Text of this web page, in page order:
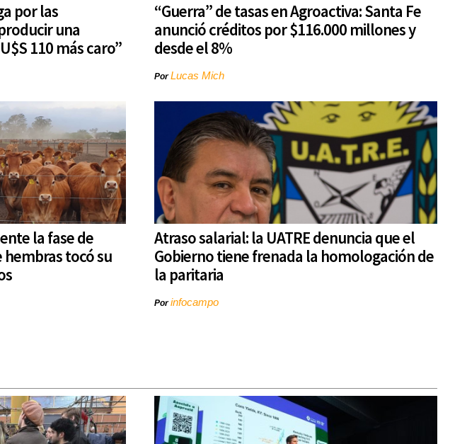
por las
una
110 más caro”
“Guerra” de tasas en Agroactiva: Santa Fe
anunció créditos por $116.000 millones y
desde el 8%
PorLucas Mich
la fase de
hembras tocó su
Atraso salarial: la UATRE denuncia que el
Gobierno tiene frenada la homologación de
la paritaria
Porinfocampo